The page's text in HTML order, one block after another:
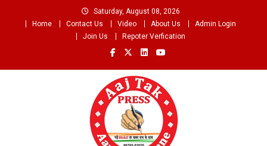
Saturday, August 08, 2026
Home
Contact Us Video About Us
Admin Login
Join Us
Repoter Verfication